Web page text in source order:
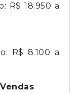
R$ 18.950 a
R$ 8.100 a